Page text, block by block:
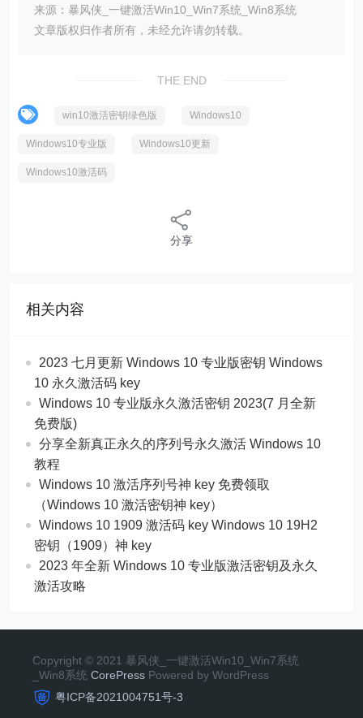
来源：暴风侠_一键激活Win10_Win7系统_Win8系统
文章版权归作者所有，未经允许请勿转载。
THE END
win10激活密钥绿色版 Windows10
Windows10专业版 Windows10更新
Windows10激活码
分享
相关内容
2023 七月更新 Windows 10 专业版密钥 Windows
10 永久激活码 key
Windows 10 专业版永久激活密钥 2023(7 月全新
免费版)
分享全新真正永久的序列号永久激活 Windows 10
教程
Windows 10 激活序列号神 key 免费领取
（Windows 10 激活密钥神 key）
Windows 10 1909 激活码 key Windows 10 19H2
密钥（1909）神 key
2023 年全新 Windows 10 专业版激活密钥及永久
激活攻略
Copyright © 2021 暴风侠_一键激活Win10_Win7系统
_Win8系统 CorePress Powered by WordPress
粤ICP备2021004751号-3